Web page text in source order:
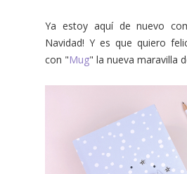
Ya estoy aquí de nuevo
Navidad! Y es que quiero
con "Mug" la nueva maravilla